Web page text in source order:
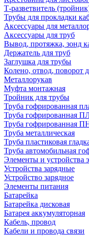
Т-разветвитель
Трубы для прокладки
Аксессуары для
Аксессуары для труб
Вывод, протяжка, зонд
Держатель для труб
Заглушка для трубы
Колено, отвод, поворот
Металлорукав
Муфта монтажная
Тройник для трубы
Труба гофрированная
Труба гофрированная
Труба гофрированная
Труба металлическая
Труба пластиковая
Труба автомобильная
Элементы и устройства
Устройства зарядные
Устройство зарядное
Элементы питания
Батарейка
Батарейка дисковая
Батарея аккумуляторная
Кабель, провод
Кабели и провода связи